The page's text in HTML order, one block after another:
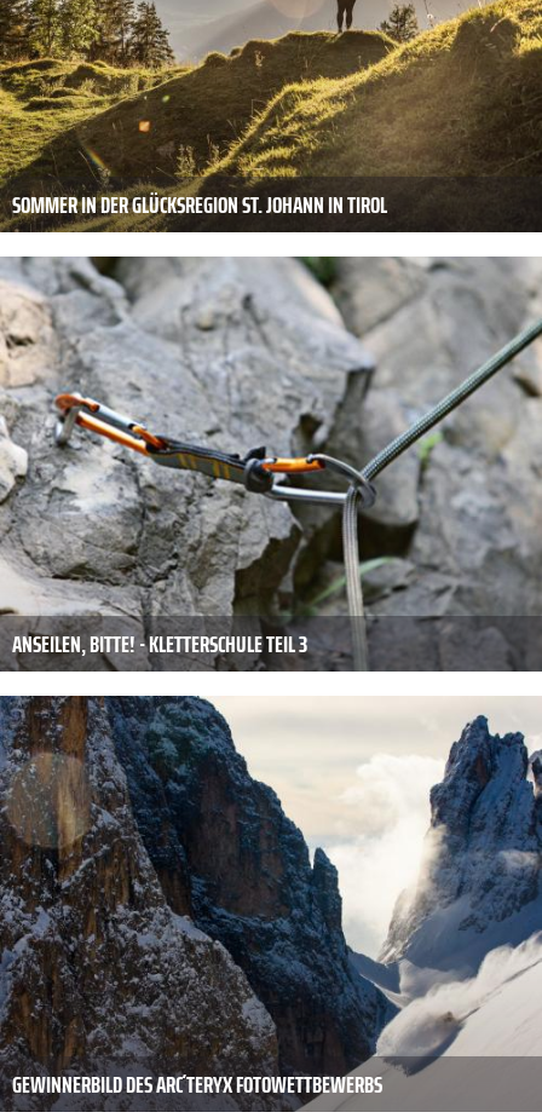
SOMMER IN DER GLÜCKSREGION ST. JOHANN IN TIROL
ANSEILEN, BITTE! - KLETTERSCHULE TEIL 3
GEWINNERBILD DES ARC´TERYX FOTOWETTBEWERBS